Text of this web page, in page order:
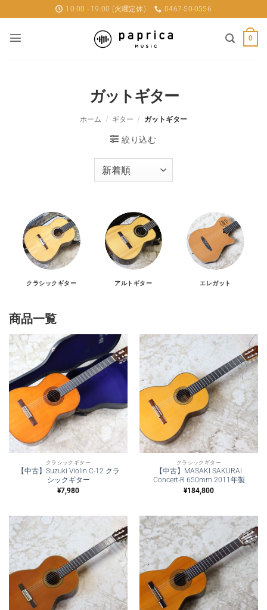
to
content
10:00 - 19:00 (火曜定休) 0467-50-0556
0
ガットギター
ホーム / ギター / ガットギター
絞り込む
クラシックギター アルトギター エレガット
商品一覧
クラシックギター
【中古】Suzuki Violin C-12 クラ
シックギター
¥7,980
クラシックギター
【中古】MASAKI SAKURAI
Concert-R 650mm 2011年製
¥184,800